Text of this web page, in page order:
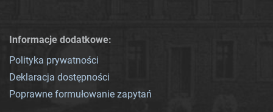
Informacje dodatkowe:
Polityka prywatności
Deklaracja dostępności
Poprawne formułowanie zapytań